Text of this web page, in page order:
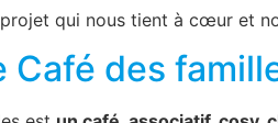
qui nous tient à cœur et
Café des